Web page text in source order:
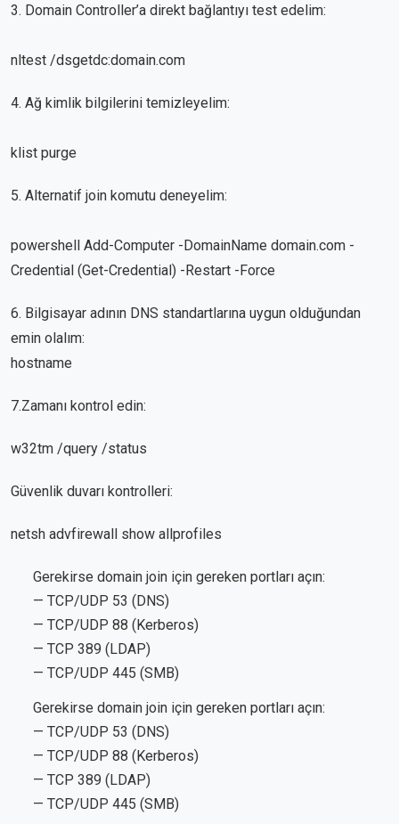
3. Domain Controller’a direkt bağlantıyı test edelim:
nltest /dsgetdc:domain.com
4. Ağ kimlik bilgilerini temizleyelim:
klist purge
5. Alternatif join komutu deneyelim:
powershell Add-Computer -DomainName domain.com -
Credential (Get-Credential) -Restart -Force
6. Bilgisayar adının DNS standartlarına uygun olduğundan
emin olalım:
hostname
7.Zamanı kontrol edin:
w32tm /query /status
Güvenlik duvarı kontrolleri:
netsh advfirewall show allprofiles
Gerekirse domain join için gereken portları açın:
— TCP/UDP 53 (DNS)
— TCP/UDP 88 (Kerberos)
— TCP 389 (LDAP)
— TCP/UDP 445 (SMB)
Gerekirse domain join için gereken portları açın:
— TCP/UDP 53 (DNS)
— TCP/UDP 88 (Kerberos)
— TCP 389 (LDAP)
— TCP/UDP 445 (SMB)